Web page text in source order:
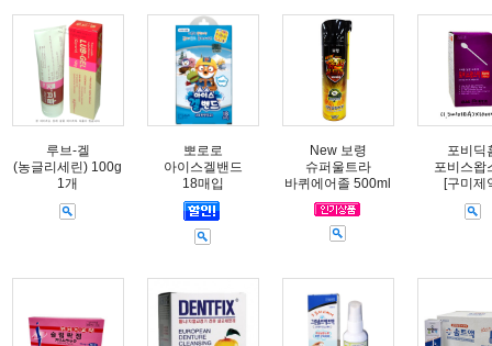
루브-겔
(농글리세린) 100g
1개
뽀로로
아이스겔밴드
18매입
New 보령
슈퍼울트라
바퀴에어졸 500ml
포비딕
포비스왑
[구미제